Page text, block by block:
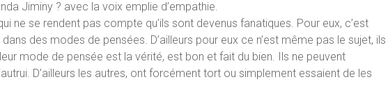
Jiminy ? avec la voix emplie d’empathie.
ne se rendent pas compte qu’ils sont devenus fanatiques. Pour eux, c’est
des modes de pensées. D’ailleurs pour eux ce n’est même pas le sujet, ils
mode de pensée est la vérité, est bon et fait du bien. Ils ne peuvent
D’ailleurs les autres, ont forcément tort ou simplement essaient de les